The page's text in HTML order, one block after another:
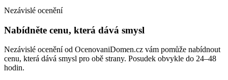
Nezávislé ocenění
Nabídněte cenu, která dává smysl
Nezávislé ocenění od OcenovaniDomen.cz vám pomůže nabídnout
cenu, která dává smysl pro obě strany. Posudek obvykle do 24–48
hodin.